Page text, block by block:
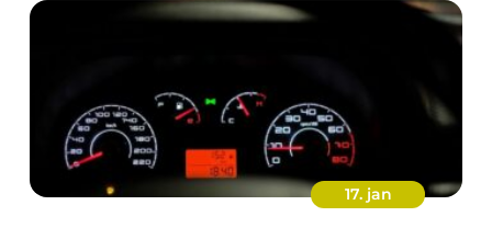
17. jan